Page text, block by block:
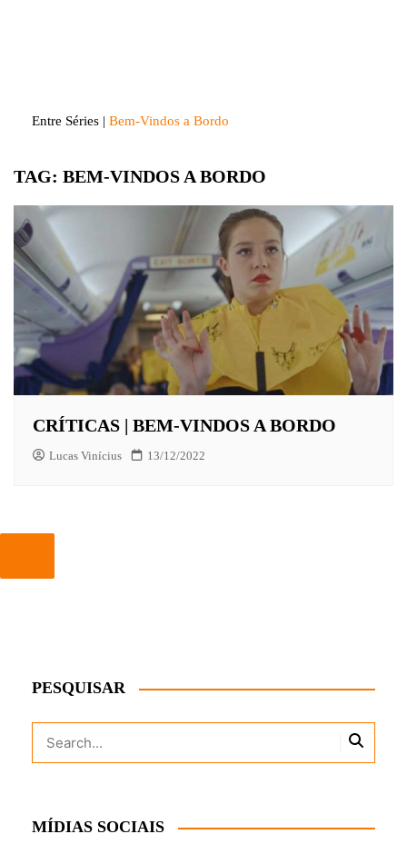
Entre Séries | Bem-Vindos a Bordo
TAG: BEM-VINDOS A BORDO
CRÍTICAS | BEM-VINDOS A BORDO
Lucas Vinícius 13/12/2022
PESQUISAR
MÍDIAS SOCIAIS